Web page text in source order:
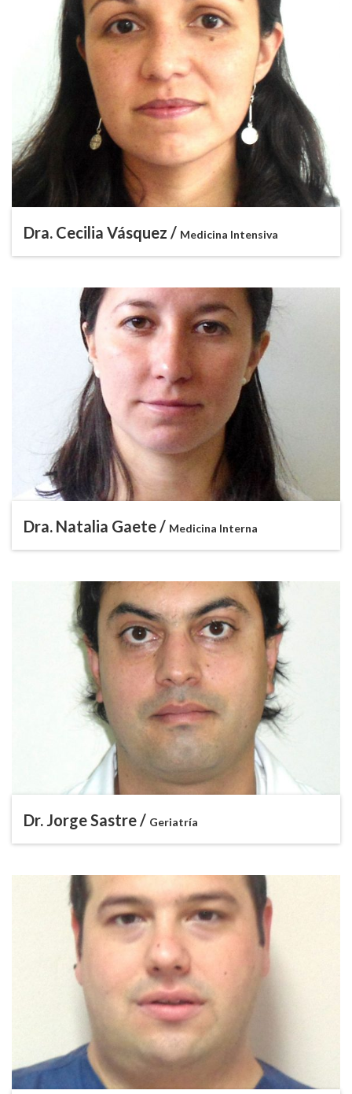
Dra. Cecilia Vásquez / Medicina Intensiva
Dra. Natalia Gaete / Medicina Interna
Dr. Jorge Sastre / Geriatría